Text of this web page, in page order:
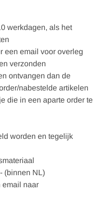
werkdagen, als het
een email voor overleg
verzonden
ontvangen dan de
nabestelde artikelen
die in een aparte order te
worden en tegelijk
(binnen NL)
email naar